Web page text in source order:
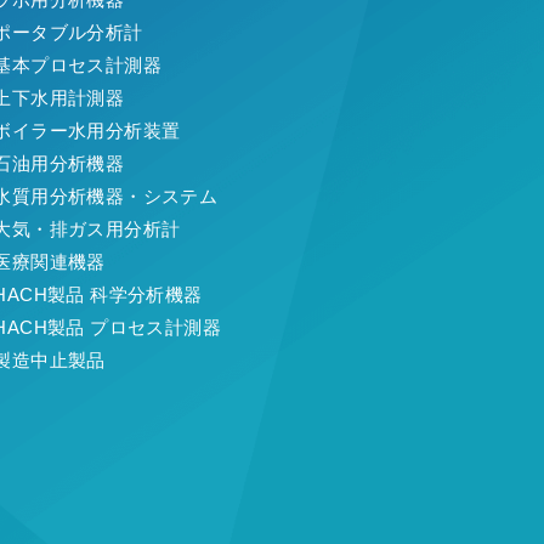
ータブル分析計
本プロセス計測器
下水用計測器
イラー水用分析装置
油用分析機器
質用分析機器・システム
気・排ガス用分析計
療関連機器
製品 科学分析機器
製品 プロセス計測器
造中止製品